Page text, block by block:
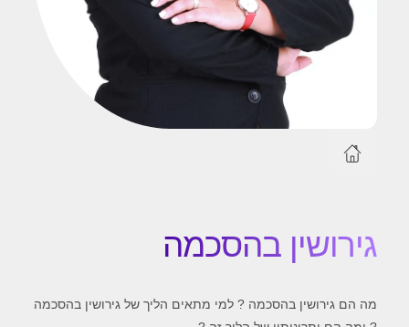
גירושין בהסכמה
מה הם גירושין בהסכמה ? למי מתאים הליך של גירושין בהסכמה